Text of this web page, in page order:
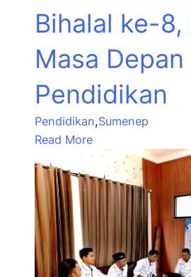
Bihalal ke-8,
Masa Depan
Pendidikan
Pendidikan,Sumenep
Read More